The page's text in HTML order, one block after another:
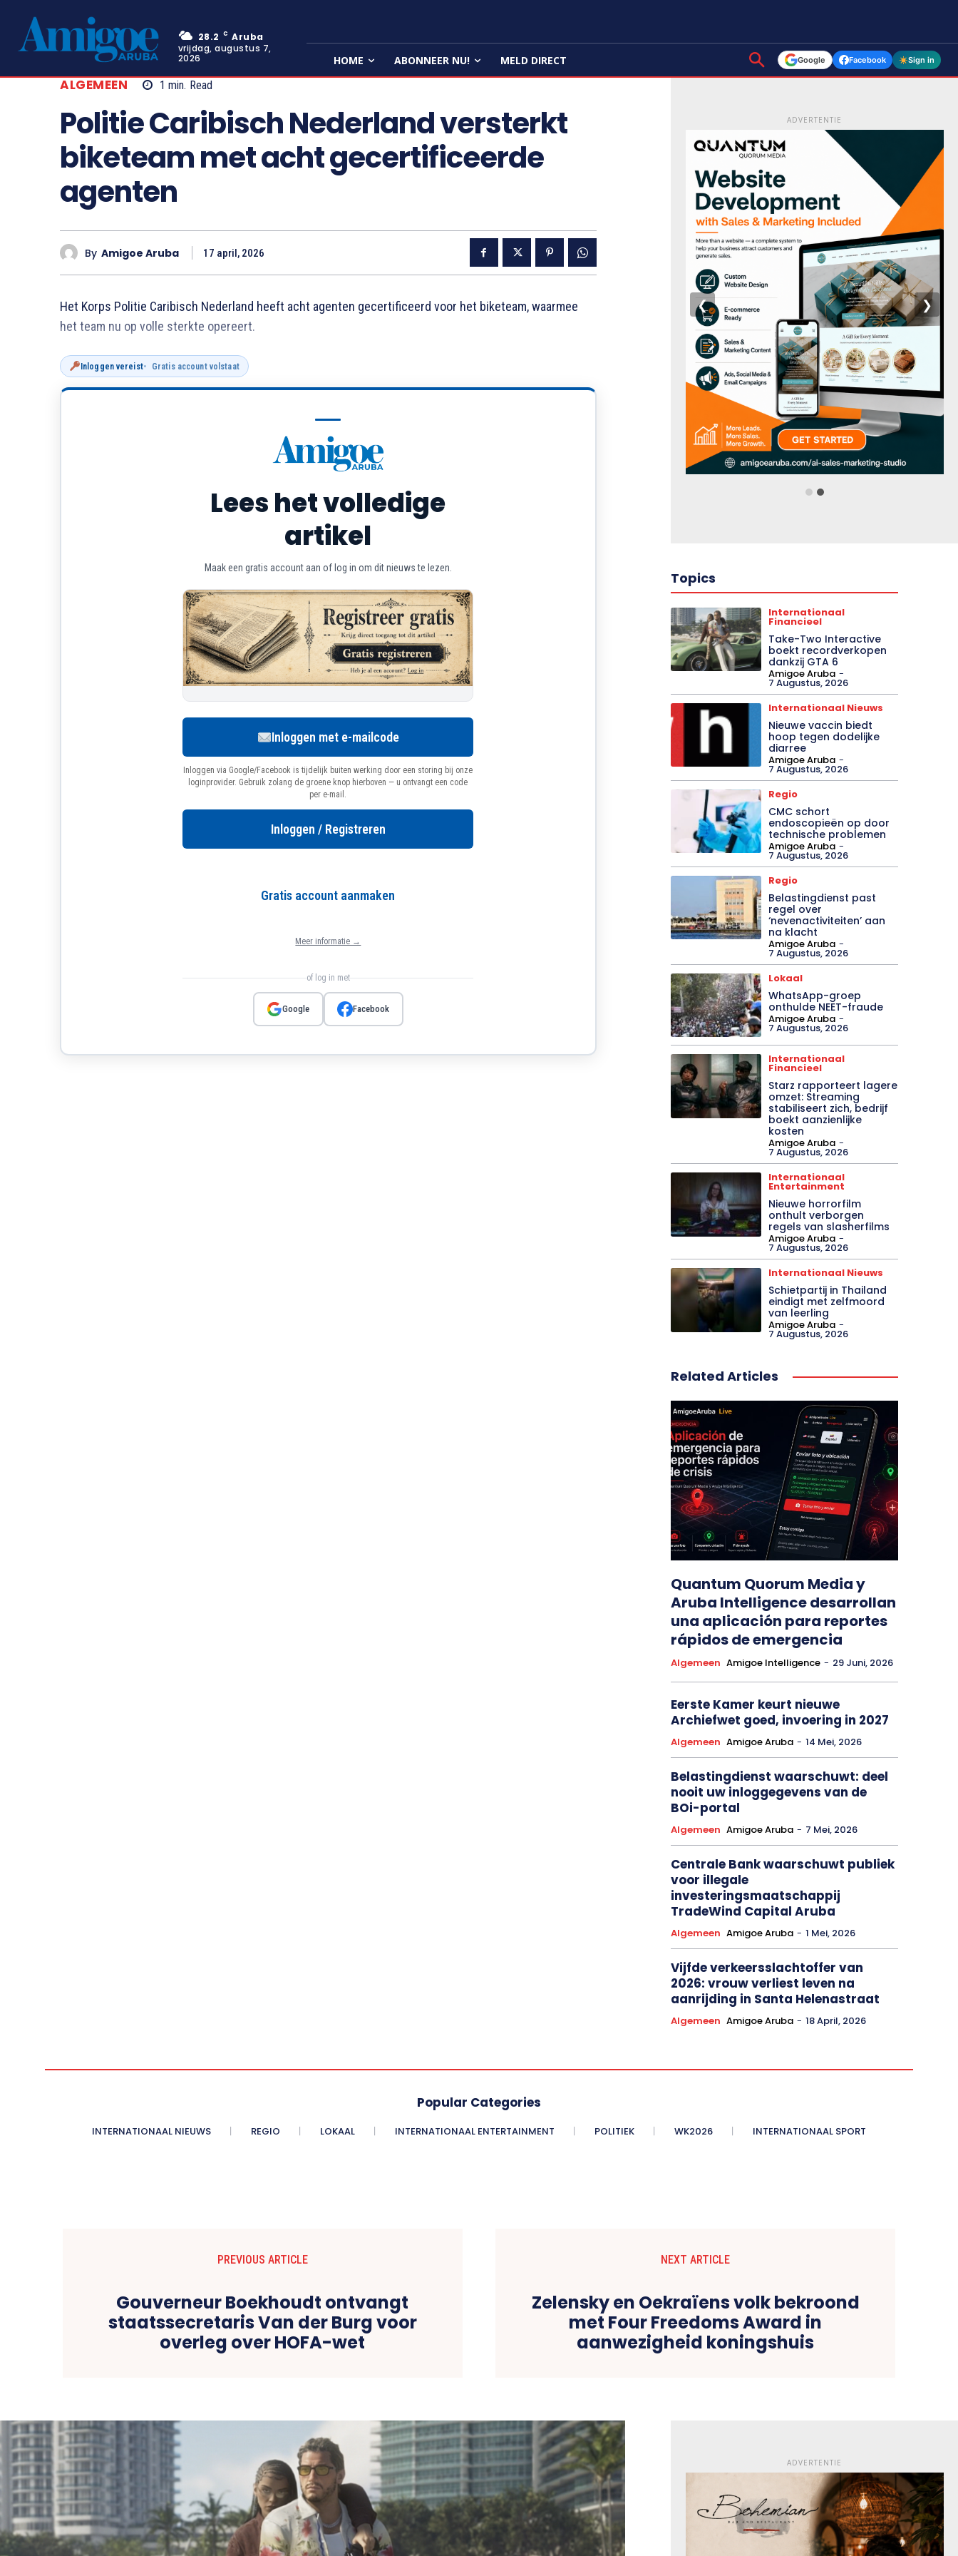
28.2 C Aruba
vrijdag, augustus 7,
2026
HOME ABONNEER NU! MELD DIRECT Google Facebook Sign in
ALGEMEEN 1 min. Read
Politie Caribisch Nederland versterkt
biketeam met acht gecertificeerde
agenten
By Amigoe Aruba 17 april, 2026
Het Korps Politie Caribisch Nederland heeft acht agenten gecertificeerd voor het biketeam, waarmee
het team nu op volle sterkte opereert.
Inloggen vereist Gratis account volstaat
Lees het volledige
artikel
Maak een gratis account aan of log in om dit nieuws te lezen.
Inloggen met e-mailcode
Inloggen via Google/Facebook is tijdelijk buiten werking door een storing bij onze
loginprovider. Gebruik zolang de groene knop hierboven — u ontvangt een code
per e-mail.
Inloggen / Registreren
Gratis account aanmaken
Meer informatie →
of log in met
Google Facebook
ADVERTENTIE
❮ ❯
Topics
Internationaal
Financieel
Take-Two Interactive
boekt recordverkopen
dankzij GTA 6
Amigoe Aruba -
7 Augustus, 2026
Internationaal Nieuws
Nieuwe vaccin biedt
hoop tegen dodelijke
diarree
Amigoe Aruba -
7 Augustus, 2026
Regio
CMC schort
endoscopieën op door
technische problemen
Amigoe Aruba -
7 Augustus, 2026
Regio
Belastingdienst past
regel over
‘nevenactiviteiten’ aan
na klacht
Amigoe Aruba -
7 Augustus, 2026
Lokaal
WhatsApp-groep
onthulde NEET-fraude
Amigoe Aruba -
7 Augustus, 2026
Internationaal
Financieel
Starz rapporteert lagere
omzet: Streaming
stabiliseert zich, bedrijf
boekt aanzienlijke
kosten
Amigoe Aruba -
7 Augustus, 2026
Internationaal
Entertainment
Nieuwe horrorfilm
onthult verborgen
regels van slasherfilms
Amigoe Aruba -
7 Augustus, 2026
Internationaal Nieuws
Schietpartij in Thailand
eindigt met zelfmoord
van leerling
Amigoe Aruba -
7 Augustus, 2026
Related Articles
Quantum Quorum Media y
Aruba Intelligence desarrollan
una aplicación para reportes
rápidos de emergencia
Algemeen Amigoe Intelligence - 29 Juni, 2026
Eerste Kamer keurt nieuwe
Archiefwet goed, invoering in 2027
Algemeen Amigoe Aruba - 14 Mei, 2026
Belastingdienst waarschuwt: deel
nooit uw inloggegevens van de
BOi-portal
Algemeen Amigoe Aruba - 7 Mei, 2026
Centrale Bank waarschuwt publiek
voor illegale
investeringsmaatschappij
TradeWind Capital Aruba
Algemeen Amigoe Aruba - 1 Mei, 2026
Vijfde verkeersslachtoffer van
2026: vrouw verliest leven na
aanrijding in Santa Helenastraat
Algemeen Amigoe Aruba - 18 April, 2026
Popular Categories
INTERNATIONAAL NIEUWS REGIO LOKAAL INTERNATIONAAL ENTERTAINMENT POLITIEK WK2026 INTERNATIONAAL SPORT
PREVIOUS ARTICLE
Gouverneur Boekhoudt ontvangt
staatssecretaris Van der Burg voor
overleg over HOFA-wet
NEXT ARTICLE
Zelensky en Oekraïens volk bekroond
met Four Freedoms Award in
aanwezigheid koningshuis